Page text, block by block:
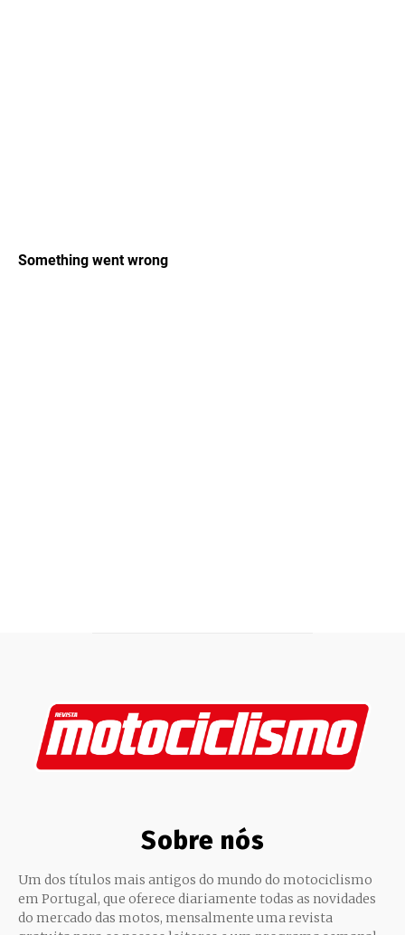
Sobre nós
Um dos títulos mais antigos do mundo do motociclismo
em Portugal, que oferece diariamente todas as novidades
do mercado das motos, mensalmente uma revista